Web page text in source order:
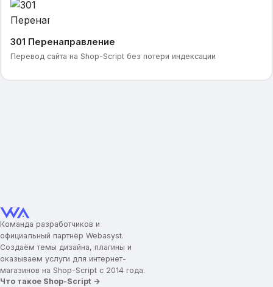
301 Перенаправление
Перевод сайта на Shop-Script без потери индексации
Команда разработчиков и
официальный партнёр Webasyst.
Создаём темы дизайна, плагины и
оказываем услуги для интернет-
магазинов на Shop-Script с 2014 года.
Что такое Shop-Script →